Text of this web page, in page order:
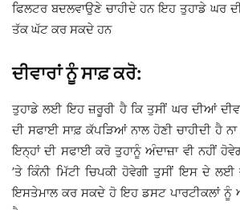
ਫਿਲਟਰ ਬਦਲਵਾਉਣੇ ਚਾਹੀਦੇ ਹਨ ਇਹ ਤੁਹਾਡੇ ਘਰ
ਤੱਕ ਘੱਟ ਕਰ ਸਕਦੇ ਹਨ
ਦੀਵਾਰਾਂ ਨੂੰ ਸਾਫ਼ ਕਰੋ:
ਤੁਹਾਡੇ ਲਈ ਇਹ ਜ਼ਰੂਰੀ ਹੈ ਕਿ ਤੁਸੀਂ ਘਰ ਦੀਆਂ
ਦੀ ਸਫਾਈ ਸਾਫ਼ ਕੱਪੜਿਆਂ ਨਾਲ ਹੋਣੀ ਚਾਹੀਦੀ ਹੈ
ਇਨ੍ਹਾਂ ਦੀ ਸਫਾਈ ਕਰੋ ਤੁਹਾਨੂੰ ਅੰਦਾਜ਼ਾ ਵੀ ਨਹੀਂ
’ਤੇ ਕਿੰਨੀ ਮਿੱਟੀ ਚਿਪਕੀ ਹੋਵੇਗੀ ਤੁਸੀਂ ਇਸ ਦੇ ਲਈ
ਇਸਤੇਮਾਲ ਕਰ ਸਕਦੇ ਹੋ ਇਹ ਡਸਟ ਪਾਰਟੀਕਲਾਂ ਨੂੰ